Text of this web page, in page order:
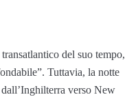
del suo tempo,
Tuttavia, la notte
verso New